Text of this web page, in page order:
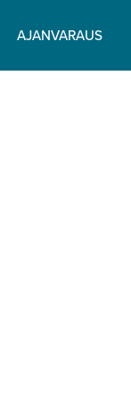
AJANVARAUS